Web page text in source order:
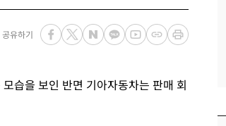
공유하기
습을 보인 반면 기아자동차는 판매 회